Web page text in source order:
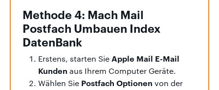
Methode 4: Mach Mail
Postfach Umbauen Index
DatenBank
Erstens, starten Sie Apple Mail E-Mail
Kunden aus Ihrem Computer Geräte.
Wählen Sie Postfach Optionen von der